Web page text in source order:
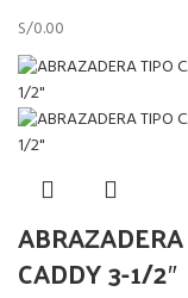
S/0.00
CADDY 3-1/2″